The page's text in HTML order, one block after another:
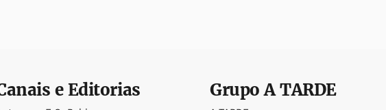
e Editorias GrupoA TARDE